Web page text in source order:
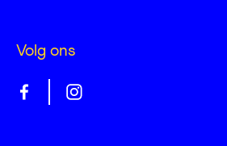
Volg ons
Gelrepas